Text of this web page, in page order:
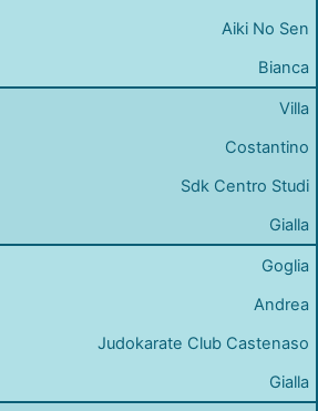
Aiki No Sen
Bianca
Villa
Costantino
Sdk Centro Studi
Gialla
Goglia
Andrea
Judokarate Club Castenaso
Gialla